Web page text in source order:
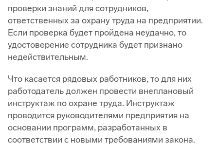
проверки знаний для сотрудников,
ответственных за охрану труда на предприятии.
Если проверка будет пройдена неудачно, то
удостоверение сотрудника будет признано
недействительным.
Что касается рядовых работников, то для них
работодатель должен провести внеплановый
инструктаж по охране труда. Инструктаж
проводится руководителями предприятия на
основании программ, разработанных в
соответствии с новыми требованиями закона.